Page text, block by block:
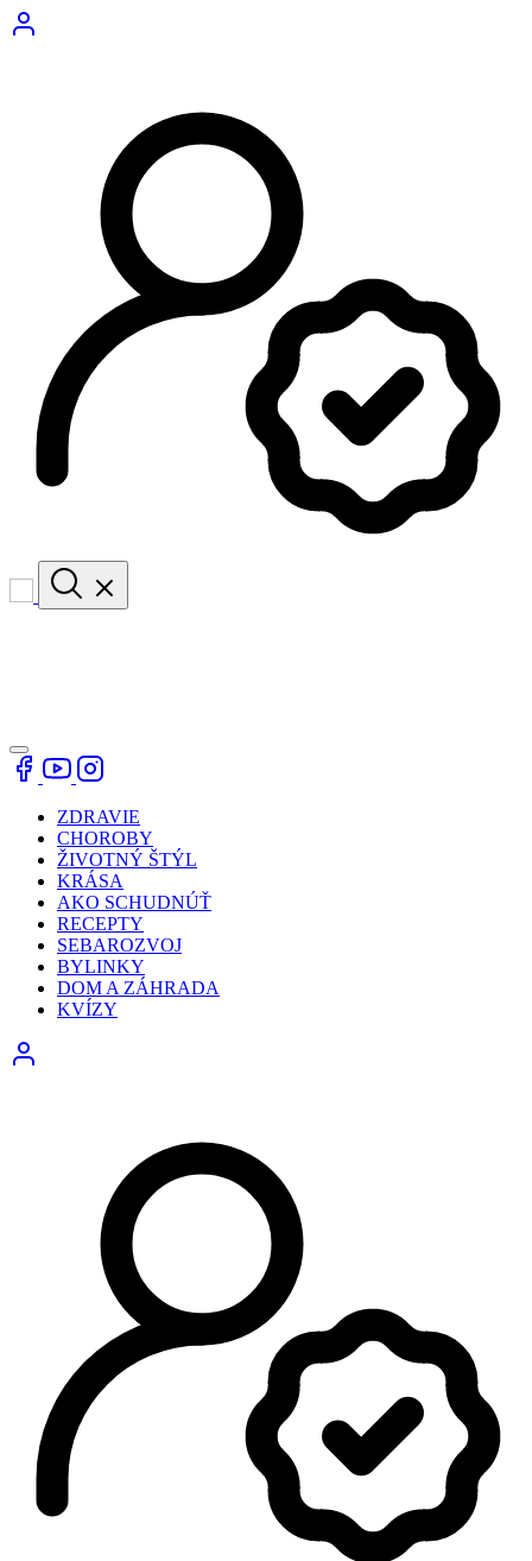
ZDRAVIE
CHOROBY
ŽIVOTNÝ ŠTÝL
KRÁSA
AKO SCHUDNÚŤ
RECEPTY
SEBAROZVOJ
BYLINKY
DOM A ZÁHRADA
KVÍZY